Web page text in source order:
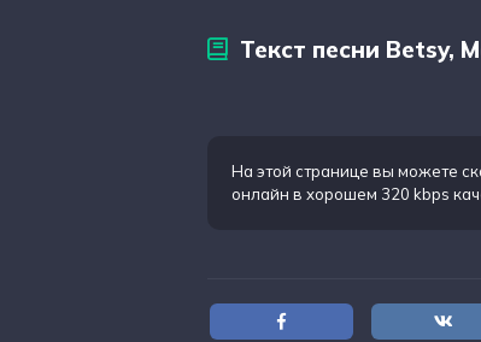
Текст песни Betsy,
На этой странице вы можете
онлайн в хорошем 320 kbps